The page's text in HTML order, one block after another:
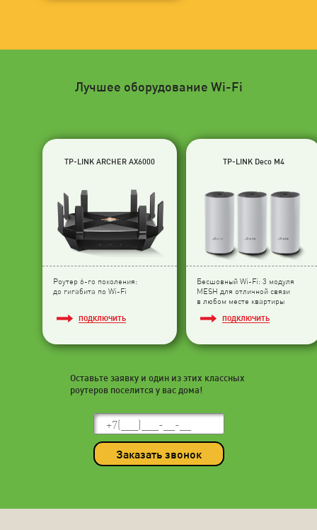
Лучшее оборудование Wi-Fi
TP-LINK ARCHER AX6000
Роутер 6-го поколения:
до гигабита по Wi-Fi
ПОДКЛЮЧИТЬ
TP-LINK Deco M4
Бесшовный Wi-Fi: 3 модуля
МESH для отличной связи
в любом месте квартиры
ПОДКЛЮЧИТЬ
Оставьте заявку и один из этих классных
роутеров поселится у вас дома!
Заказать звонок